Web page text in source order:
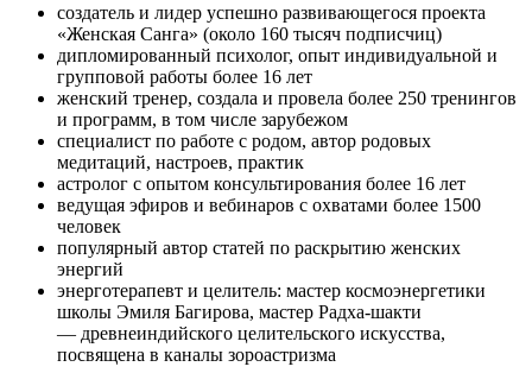
создатель и лидер успешно развивающегося проекта
«Женская Санга» (около 160 тысяч подписчиц)
дипломированный психолог, опыт индивидуальной и
групповой работы более 16 лет
женский тренер, создала и провела более 250 тренингов
и программ, в том числе зарубежом
специалист по работе с родом, автор родовых
медитаций, настроев, практик
астролог с опытом консультирования более 16 лет
ведущая эфиров и вебинаров с охватами более 1500
человек
популярный автор статей по раскрытию женских
энергий
энерготерапевт и целитель: мастер космоэнергетики
школы Эмиля Багирова, мастер Радха-шакти
— древнеиндийского целительского искусства,
посвящена в каналы зороастризма